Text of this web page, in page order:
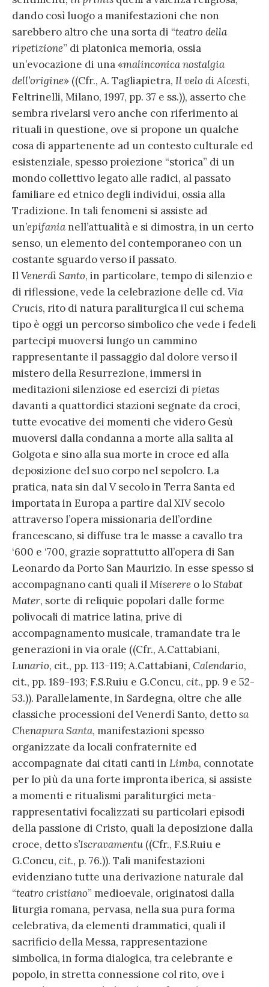
dando così luogo a manifestazioni che non
sarebbero altro che una sorta di “teatro della
ripetizione” di platonica memoria, ossia
un’evocazione di una «malinconica nostalgia
dell’origine» ((Cfr., A. Tagliapietra, Il velo di Alcesti,
Feltrinelli, Milano, 1997, pp. 37 e ss.)), asserto che
sembra rivelarsi vero anche con riferimento ai
rituali in questione, ove si propone un qualche
cosa di appartenente ad un contesto culturale ed
esistenziale, spesso proiezione “storica” di un
mondo collettivo legato alle radici, al passato
familiare ed etnico degli individui, ossia alla
Tradizione. In tali fenomeni si assiste ad
un’epifania nell’attualità e si dimostra, in un certo
senso, un elemento del contemporaneo con un
costante sguardo verso il passato.
IlVenerdì Santo, in particolare, tempo di silenzio e
di riflessione, vede la celebrazione delle cd. Via
Crucis, rito di natura paraliturgica il cui schema
tipo è oggi un percorso simbolico che vede i fedeli
partecipi muoversi lungo un cammino
rappresentante il passaggio dal dolore verso il
mistero della Resurrezione, immersi in
meditazioni silenziose ed esercizi di pietas
davanti a quattordici stazioni segnate da croci,
tutte evocative dei momenti che videro Gesù
muoversi dalla condanna a morte alla salita al
Golgota e sino alla sua morte in croce ed alla
deposizione del suo corpo nel sepolcro. La
pratica, nata sin dal V secolo in Terra Santa ed
importata in Europa a partire dal XIV secolo
attraverso l’opera missionaria dell’ordine
francescano, si diffuse tra le masse a cavallo tra
‘600 e ‘700, grazie soprattutto all’opera di San
Leonardo da Porto San Maurizio. In esse spesso si
accompagnano canti quali ilMiserere o loStabat
Mater, sorte di reliquie popolari dalle forme
polivocali di matrice latina, prive di
accompagnamento musicale, tramandate tra le
generazioni in via orale ((Cfr., A.Cattabiani,
Lunario, cit., pp. 113-119; A.Cattabiani, Calendario,
cit., pp. 189-193; F.S.Ruiu e G.Concu, cit., pp. 9 e 52-
53.)). Parallelamente, in Sardegna, oltre che alle
classiche processioni del Venerdì Santo, dettosa
Chenapura Santa, manifestazioni spesso
organizzate da locali confraternite ed
accompagnate dai citati canti in Limba, connotate
per lo più da una forte impronta iberica, si assiste
a momenti e ritualismi paraliturgici meta-
rappresentativi focalizzati su particolari episodi
della passione di Cristo, quali la deposizione dalla
croce, dettos’Iscravamentu ((Cfr., F.S.Ruiu e
G.Concu, cit., p. 76.)). Tali manifestazioni
evidenziano tutte una derivazione naturale dal
“teatro cristiano” medioevale, originatosi dalla
liturgia romana, pervasa, nella sua pura forma
celebrativa, da elementi drammatici, quali il
sacrificio della Messa, rappresentazione
simbolica, in forma dialogica, tra celebrante e
popolo, in stretta connessione col rito, ove i